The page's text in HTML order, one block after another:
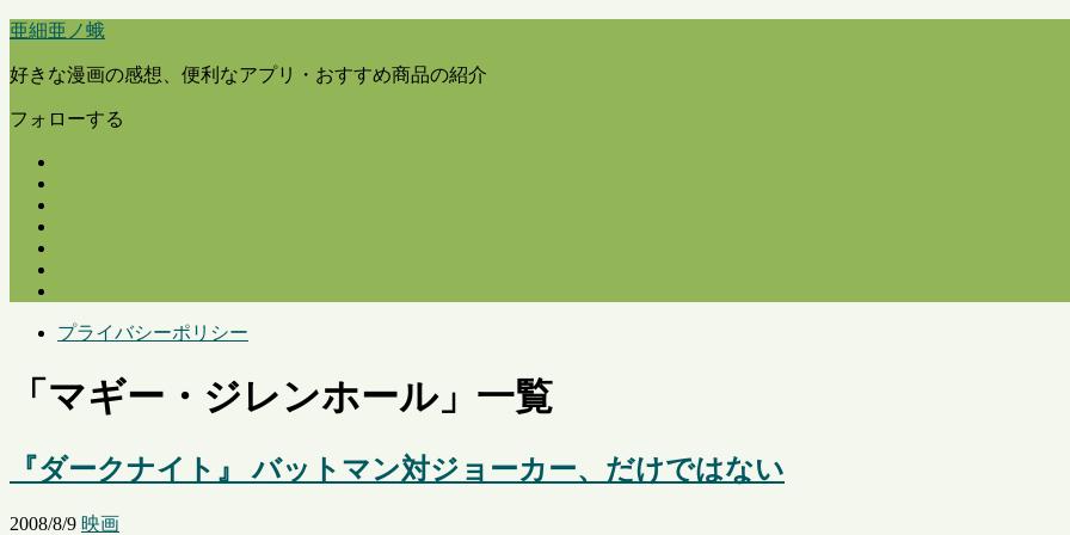
亜細亜ノ蛾
好きな漫画の感想、便利なアプリ・おすすめ商品の紹介
フォローする
プライバシーポリシー
「 マギー・ジレンホール」 一覧
『ダークナイト』 バットマン対ジョーカー、だけではない
2008/8/9 映画